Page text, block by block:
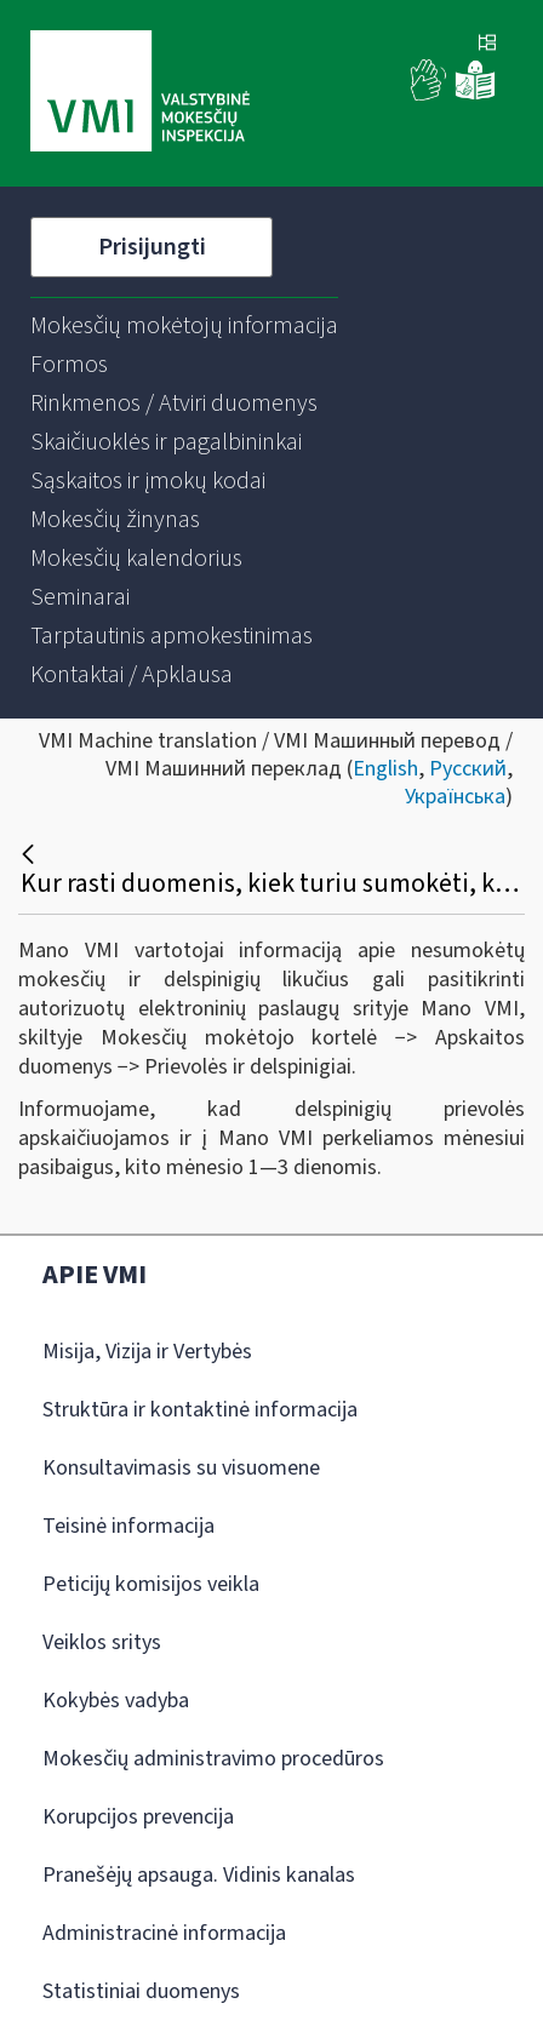
Prisijungti
Mokesčių mokėtojų informacija
Formos
Rinkmenos / Atviri duomenys
Skaičiuoklės ir pagalbininkai
Sąskaitos ir įmokų kodai
Mokesčių žinynas
Mokesčių kalendorius
Seminarai
Tarptautinis apmokestinimas
Kontaktai / Apklausa
VMI Machine translation / VMI Машинный перевод /
VMI Машинний переклад (English, Русский,
Українська)
Kur rasti duomenis, kiek turiu sumokėti, kokia yra nepriemoka?
Mano VMI vartotojai informaciją apie nesumokėtų
mokesčių ir delspinigių likučius gali pasitikrinti
autorizuotų elektroninių paslaugų srityje Mano VMI,
skiltyje Mokesčių mokėtojo kortelė −> Apskaitos
duomenys −> Prievolės ir delspinigiai.
Informuojame, kad delspinigių prievolės
apskaičiuojamos ir į Mano VMI perkeliamos mėnesiui
pasibaigus, kito mėnesio 1―3 dienomis.
APIE VMI
Misija, Vizija ir Vertybės
Struktūra ir kontaktinė informacija
Konsultavimasis su visuomene
Teisinė informacija
Peticijų komisijos veikla
Veiklos sritys
Kokybės vadyba
Mokesčių administravimo procedūros
Korupcijos prevencija
Pranešėjų apsauga. Vidinis kanalas
Administracinė informacija
Statistiniai duomenys